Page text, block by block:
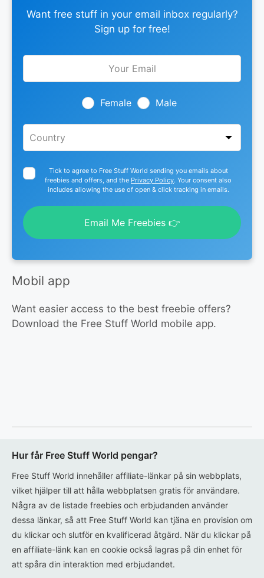
Want free stuff in your email inbox regularly?
Sign up for free!
Leave
Female Male
Tick to agree to Free Stuff World sending you emails about
freebies and offers, and the Privacy Policy. Your consent also
includes allowing the use of open & click tracking in emails.
Email Me Freebies 👉
Mobil app
Want easier access to the best freebie offers?
Download the Free Stuff World mobile app.
Hur får Free Stuff World pengar?
Free Stuff World innehåller affiliate-länkar på sin webbplats,
vilket hjälper till att hålla webbplatsen gratis för användare.
Några av de listade freebies och erbjudanden använder
dessa länkar, så att Free Stuff World kan tjäna en provision om
du klickar och slutför en kvalificerad åtgärd. När du klickar på
en affiliate-länk kan en cookie också lagras på din enhet för
att spåra din interaktion med erbjudandet.